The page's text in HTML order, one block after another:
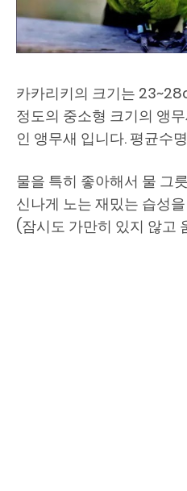
카카리키의 크기는
정도의 중소형 크기의 앵
인 앵무새 입니다. 평균수
물을 특히 좋아해서 물 그
신나게 노는 재밌는 습성
(잠시도 가만히 있지 않고